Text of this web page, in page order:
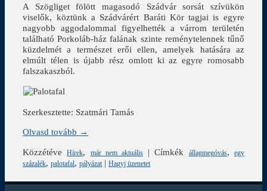
A Szögliget fölött magasodó Szádvár sorsát szívükön
viselők, köztünk a Szádvárért Baráti Kör tagjai is egyre
nagyobb aggodalommal figyelhették a várrom területén
található Porkoláb-ház falának szinte reménytelennek tűnő
küzdelmét a természet erői ellen, amelyek hatására az
elmúlt télen is újabb rész omlott ki az egyre romosabb
falszakaszból.
Szerkesztette: Szatmári Tamás
Olvasd tovább →
Közzétéve
Hírek, már nem aktuális |Címkék állagmegóvás,
egy
százalék,palotafal,pályázat |Hagyj üzenetet